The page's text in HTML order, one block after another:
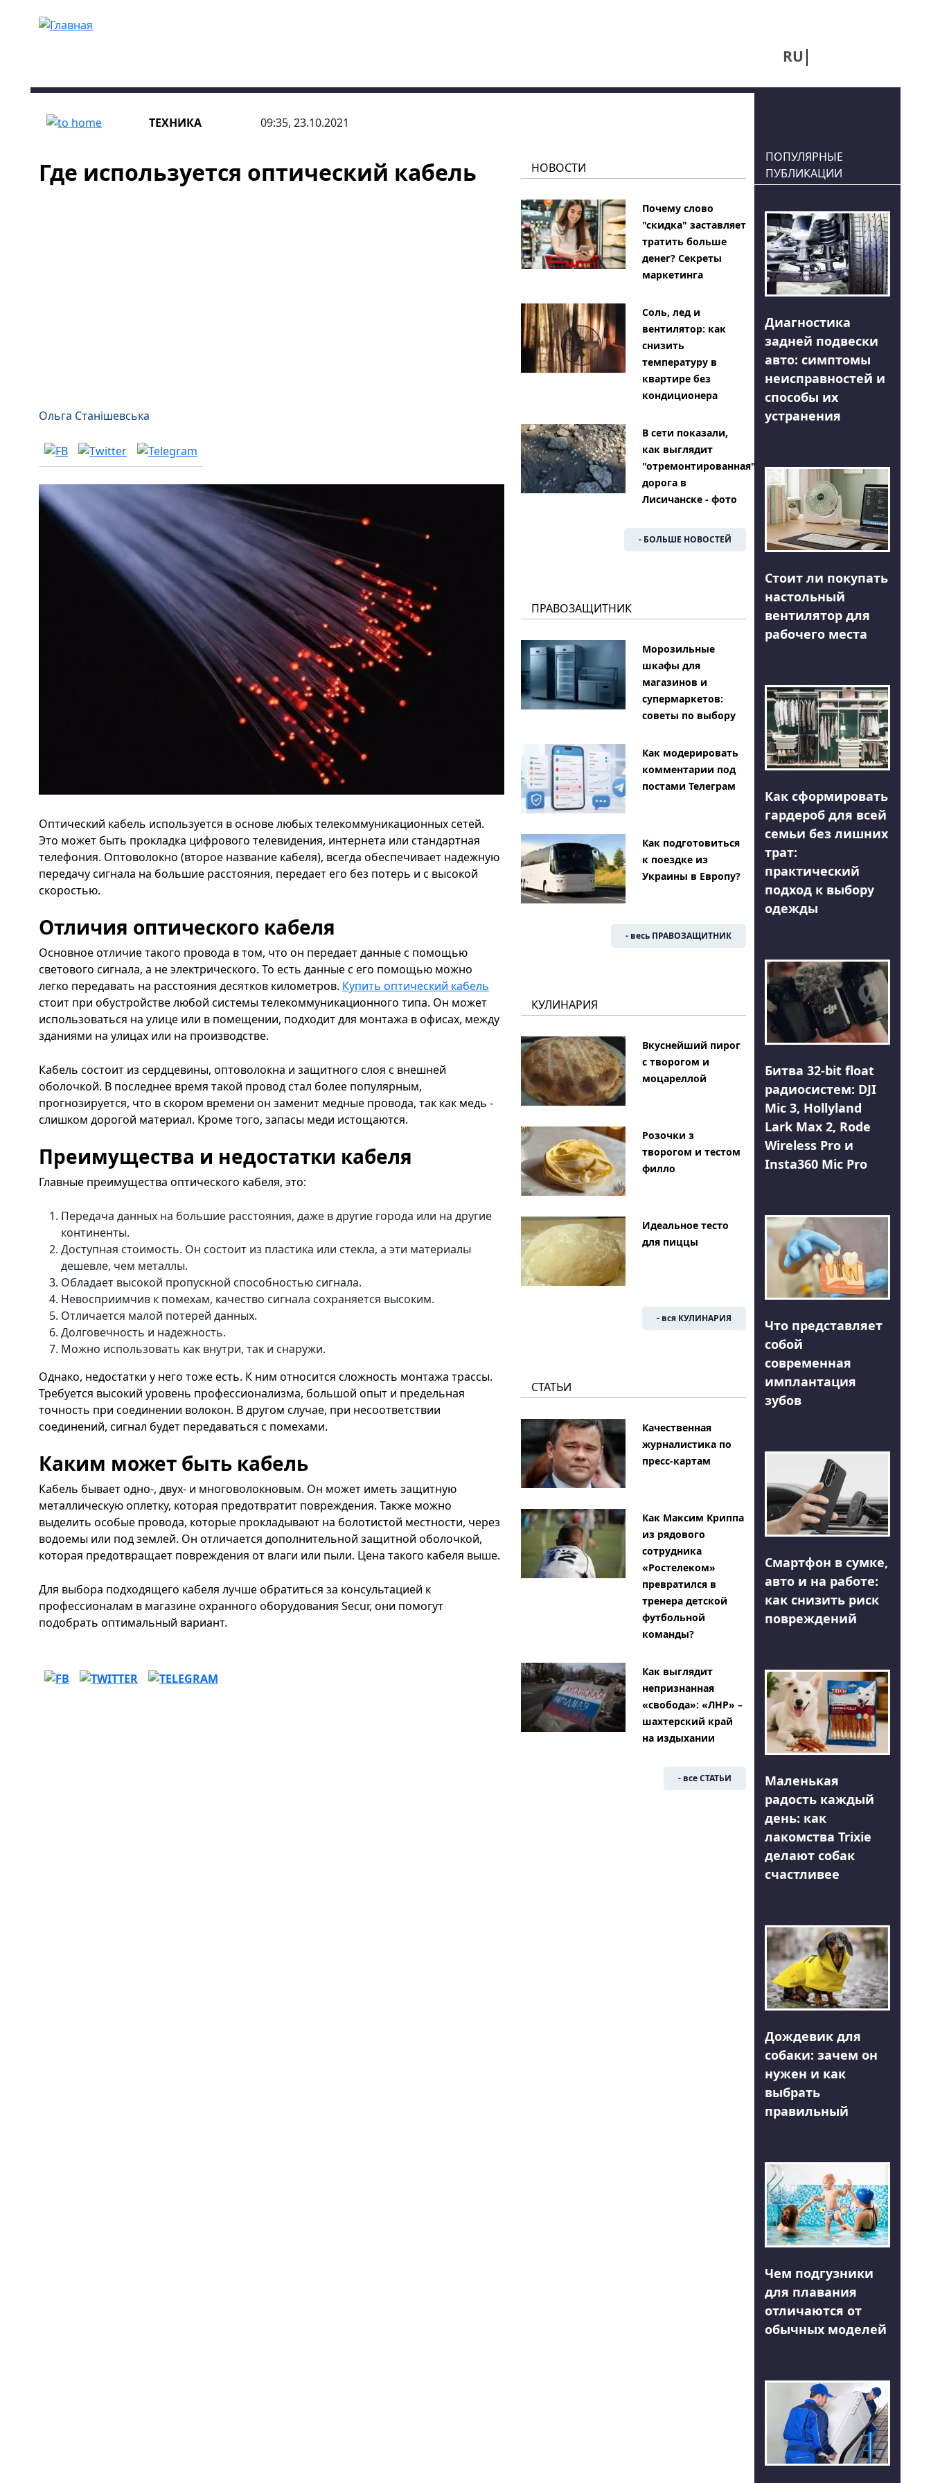
RU
ТЕХНИКА 09:35, 23.10.2021
Где используется оптический кабель
Ольга Станішевська
Оптический кабель используется в основе любых телекоммуникационных сетей.
Это может быть прокладка цифрового телевидения, интернета или стандартная
телефония. Оптоволокно (второе название кабеля), всегда обеспечивает надежную
передачу сигнала на большие расстояния, передает его без потерь и с высокой
скоростью.
Отличия оптического кабеля
Основное отличие такого провода в том, что он передает данные с помощью
светового сигнала, а не электрического. То есть данные с его помощью можно
легко передавать на расстояния десятков километров. Купить оптический кабель
стоит при обустройстве любой системы телекоммуникационного типа. Он может
использоваться на улице или в помещении, подходит для монтажа в офисах, между
зданиями на улицах или на производстве.
Кабель состоит из сердцевины, оптоволокна и защитного слоя с внешней
оболочкой. В последнее время такой провод стал более популярным,
прогнозируется, что в скором времени он заменит медные провода, так как медь -
слишком дорогой материал. Кроме того, запасы меди истощаются.
Преимущества и недостатки кабеля
Главные преимущества оптического кабеля, это:
Передача данных на большие расстояния, даже в другие города или на другие
континенты.
Доступная стоимость. Он состоит из пластика или стекла, а эти материалы
дешевле, чем металлы.
Обладает высокой пропускной способностью сигнала.
Невосприимчив к помехам, качество сигнала сохраняется высоким.
Отличается малой потерей данных.
Долговечность и надежность.
Можно использовать как внутри, так и снаружи.
Однако, недостатки у него тоже есть. К ним относится сложность монтажа трассы.
Требуется высокий уровень профессионализма, большой опыт и предельная
точность при соединении волокон. В другом случае, при несоответствии
соединений, сигнал будет передаваться с помехами.
Каким может быть кабель
Кабель бывает одно-, двух- и многоволокновым. Он может иметь защитную
металлическую оплетку, которая предотвратит повреждения. Также можно
выделить особые провода, которые прокладывают на болотистой местности, через
водоемы или под землей. Он отличается дополнительной защитной оболочкой,
которая предотвращает повреждения от влаги или пыли. Цена такого кабеля выше.
Для выбора подходящего кабеля лучше обратиться за консультацией к
профессионалам в магазине охранного оборудования Secur, они помогут
подобрать оптимальный вариант.
НОВОСТИ
Почему слово
"скидка" заставляет
тратить больше
денег? Секреты
маркетинга
Соль, лед и
вентилятор: как
снизить
температуру в
квартире без
кондиционера
В сети показали,
как выглядит
"отремонтированная"
дорога в
Лисичанске - фото
- БОЛЬШЕ НОВОСТЕЙ
ПРАВОЗАЩИТНИК
Морозильные
шкафы для
магазинов и
супермаркетов:
советы по выбору
Как модерировать
комментарии под
постами Телеграм
Как подготовиться
к поездке из
Украины в Европу?
- весь ПРАВОЗАЩИТНИК
КУЛИНАРИЯ
Вкуснейший пирог
с творогом и
моцареллой
Розочки з
творогом и тестом
филло
Идеальное тесто
для пиццы
- вся КУЛИНАРИЯ
СТАТЬИ
Качественная
журналистика по
пресс-картам
Как Максим Криппа
из рядового
сотрудника
«Ростелеком»
превратился в
тренера детской
футбольной
команды?
Как выглядит
непризнанная
«свобода»: «ЛНР» –
шахтерский край
на издыхании
- все СТАТЬИ
ПОПУЛЯРНЫЕ
ПУБЛИКАЦИИ
Диагностика
задней подвески
авто: симптомы
неисправностей и
способы их
устранения
Стоит ли покупать
настольный
вентилятор для
рабочего места
Как сформировать
гардероб для всей
семьи без лишних
трат:
практический
подход к выбору
одежды
Битва 32-bit float
радиосистем: DJI
Mic 3, Hollyland
Lark Max 2, Rode
Wireless Pro и
Insta360 Mic Pro
Что представляет
собой
современная
имплантация
зубов
Смартфон в сумке,
авто и на работе:
как снизить риск
повреждений
Маленькая
радость каждый
день: как
лакомства Trixie
делают собак
счастливее
Дождевик для
собаки: зачем он
нужен и как
выбрать
правильный
Чем подгузники
для плавания
отличаются от
обычных моделей